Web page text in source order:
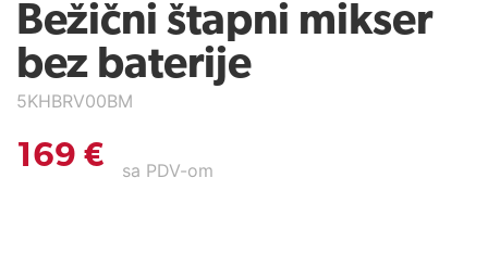
Bežični štapni mikser
bez baterije
5KHBRV00BM
169 € sa PDV-om